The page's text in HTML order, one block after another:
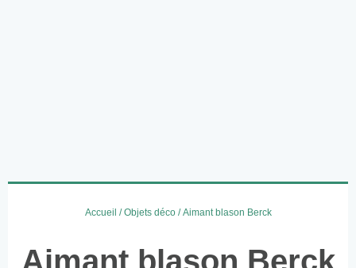
Accueil /Objets déco/ Aimant blason Berck